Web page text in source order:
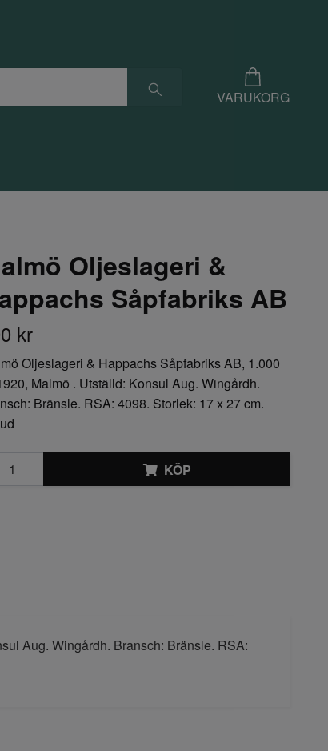
VARUKORG
Oljeslageri &
Såpfabriks AB
kr
Oljeslageri & Happachs Såpfabriks AB, 1.000
Malmö . Utställd: Konsul Aug. Wingårdh.
Bränsle. RSA: 4098. Storlek: 17 x 27 cm.
KÖP
Aug. Wingårdh. Bransch: Bränsle. RSA: